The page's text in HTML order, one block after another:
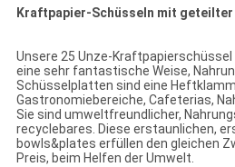
Kraftpapier-Schüsseln mit
Unsere 25 Unze-
eine sehr fantastische Weise,
Schüsselplatten sind eine
Gastronomiebereiche, Cafeterias,
Sie sind umweltfreundlicher,
recyclebares. Diese erstaunlichen,
bowls&plates erfüllen den gleichen
Preis, beim Helfen der Umwelt.